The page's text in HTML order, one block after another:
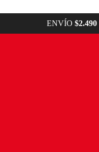
ENVÍO $2.490